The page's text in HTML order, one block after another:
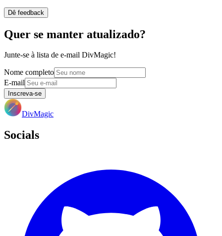
Dê feedback
Quer se manter atualizado?
Junte-se à lista de e-mail DivMagic!
Nome completo
E-mail
Inscreva-se
DivMagic
Socials